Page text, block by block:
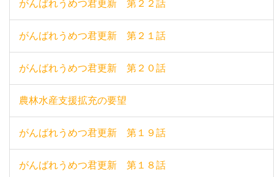
がんばれうめつ君更新 第２２話
がんばれうめつ君更新 第２１話
がんばれうめつ君更新 第２０話
農林水産支援拡充の要望
がんばれうめつ君更新 第１９話
がんばれうめつ君更新 第１８話